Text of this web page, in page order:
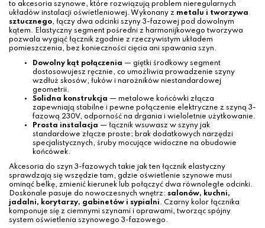
to akcesoria szynowe, które rozwiązują problem nieregularnych
układów instalacji oświetleniowej. Wykonany z metalu i tworzywa
sztucznego, łączy dwa odcinki szyny 3-fazowej pod dowolnym
kątem. Elastyczny segment pośredni z harmonijkowego tworzywa
pozwala wygiąć łącznik zgodnie z rzeczywistym układem
pomieszczenia, bez konieczności cięcia ani spawania szyn.
Dowolny kąt połączenia — giętki środkowy segment
dostosowujesz ręcznie, co umożliwia prowadzenie szyny
wzdłuż skosów, łuków i narożników niestandardowej
geometrii.
Solidna konstrukcja — metalowe końcówki złącza
zapewniają stabilne i pewne połączenie elektryczne z szyną 3-
fazową 230V, odporność na drgania i wieloletnie użytkowanie.
Prosta instalacja — łącznik wsuwasz w szyny jak
standardowe złącze proste; brak dodatkowych narzędzi
specjalistycznych, śruby mocujące widoczne na obudowie
końcówek.
Akcesoria do szyn 3-fazowych takie jak ten łącznik elastyczny
sprawdzają się wszędzie tam, gdzie oświetlenie szynowe musi
ominąć belkę, zmienić kierunek lub połączyć dwa równoległe odcinki.
Doskonale pasuje do nowoczesnych wnętrz: salonów, kuchni,
jadalni, korytarzy, gabinetów i sypialni. Czarny kolor łącznika
komponuje się z ciemnymi szynami i oprawami, tworząc spójny
system oświetlenia szynowego 3-fazowego.